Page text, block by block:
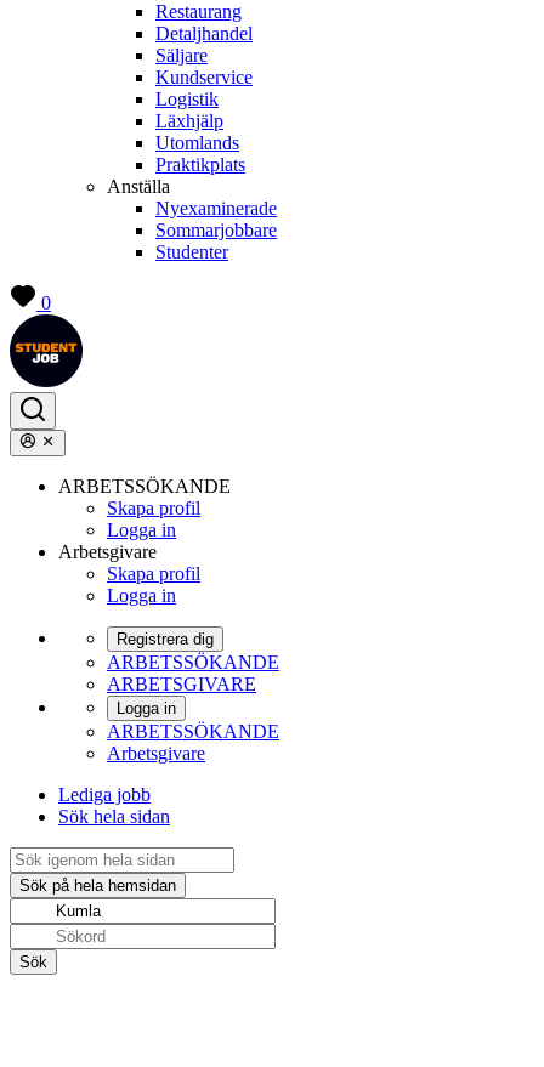
Restaurang
Detaljhandel
Säljare
Kundservice
Logistik
Läxhjälp
Utomlands
Praktikplats
Anställa
Nyexaminerade
Sommarjobbare
Studenter
0
ARBETSSÖKANDE
Skapa profil
Logga in
Arbetsgivare
Skapa profil
Logga in
Registrera dig
ARBETSSÖKANDE
ARBETSGIVARE
Logga in
ARBETSSÖKANDE
Arbetsgivare
Lediga jobb
Sök hela sidan